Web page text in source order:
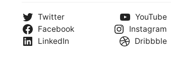
Twitter
YouTube
Facebook
Instagram
LinkedIn
Dribbble